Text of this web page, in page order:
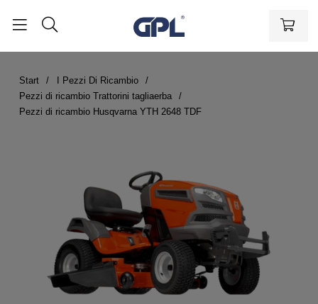
Start
I Pezzi Di Ricambio
Pezzi di ricambio Trattorini tagliaerba
Pezzi di ricambio Husqvarna YTH 2648 TDF